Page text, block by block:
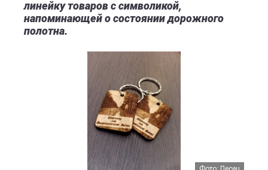
линейку товаров с символикой,
напоминающей о состоянии дорожного
полотна.